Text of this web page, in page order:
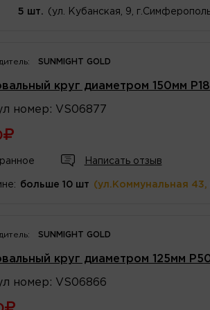
5 шт. (ул. Кубанская, 9,
SUNMIGHT GOLD
круг диаметром 150мм
номер : VS06877
Написать отзыв
больше 10 шт (ул.Коммунальная
SUNMIGHT GOLD
круг диаметром 125мм
номер : VS06866